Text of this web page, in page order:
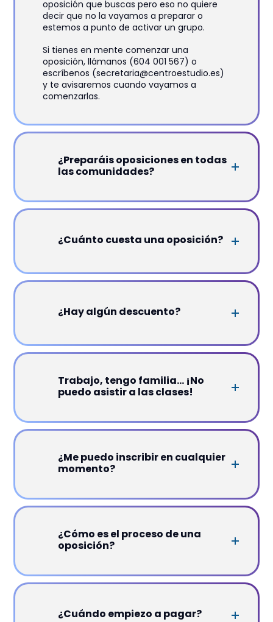
oposición que buscas pero eso no quiere
decir que no la vayamos a preparar o
estemos a punto de activar un grupo.
Si tienes en mente comenzar una
oposición, llámanos (604 001 567) o
escríbenos (secretaria@centroestudio.es)
y te avisaremos cuando vayamos a
comenzarlas.
¿Preparáis oposiciones en todas
las comunidades?
¿Cuánto cuesta una oposición?
¿Hay algún descuento?
Trabajo, tengo familia... ¡No
puedo asistir a las clases!
¿Me puedo inscribir en cualquier
momento?
¿Cómo es el proceso de una
oposición?
¿Cuándo empiezo a pagar?